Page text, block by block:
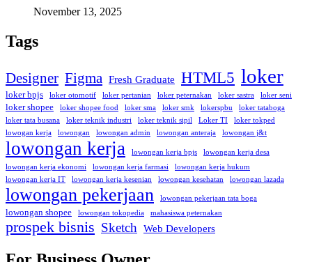
November 13, 2025
Tags
Designer Figma Fresh Graduate HTML5 loker
loker bpjs loker otomotif loker pertanian loker peternakan loker sastra loker seni
loker shopee loker shopee food loker sma loker smk lokerspbu
loker tataboga
loker tata busana
loker teknik industri loker teknik sipil Loker TI
loker tokped
lowogan kerja
lowongan lowongan admin lowongan anteraja lowongan j&t
lowongan kerja lowongan kerja bpjs
lowongan kerja desa
lowongan kerja ekonomi
lowongan kerja farmasi
lowongan kerja hukum
lowongan kerja IT
lowongan kerja kesenian lowongan kesehatan lowongan lazada
lowongan pekerjaan lowongan pekerjaan tata boga
lowongan shopee lowongan tokopedia mahasiswa peternakan
prospek bisnis Sketch Web Developers